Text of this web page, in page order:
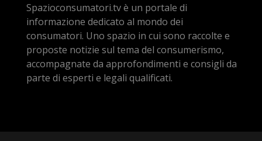
Spazioconsumatori.tv è un portale di
informazione dedicato al mondo dei
consumatori. Uno spazio in cui sono raccolte e
proposte notizie sul tema del consumerismo,
accompagnate da approfondimenti e consigli da
parte di esperti e legali qualificati.